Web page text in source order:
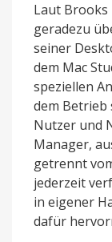
Laut
geradezu
seiner
dem Mac
speziellen
dem Betrieb
Nutzer und
Manager,
getrennt
jederzeit
in eigener
dafür